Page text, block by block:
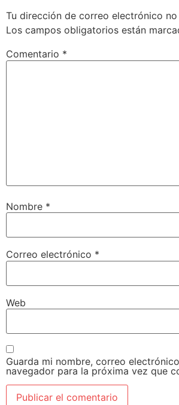
Tu dirección de correo electrónico
Los campos obligatorios están
Comentario *
Nombre *
Correo electrónico *
Web
Guarda mi nombre, correo
navegador para la próxima vez que